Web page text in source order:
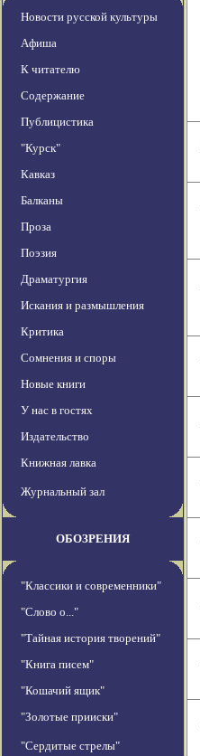
Новости русской культуры
Афиша
К читателю
Содержание
Публицистика
"Курск"
Кавказ
Балканы
Проза
Поэзия
Драматургия
Искания и размышления
Критика
Сомнения и споры
Новые книги
У нас в гостях
Издательство
Книжная лавка
Журнальный зал
ОБОЗРЕНИЯ
"Классики и современники"
"Слово о..."
"Тайная история творений"
"Книга писем"
"Кошачий ящик"
"Золотые прииски"
"Сердитые стрелы"